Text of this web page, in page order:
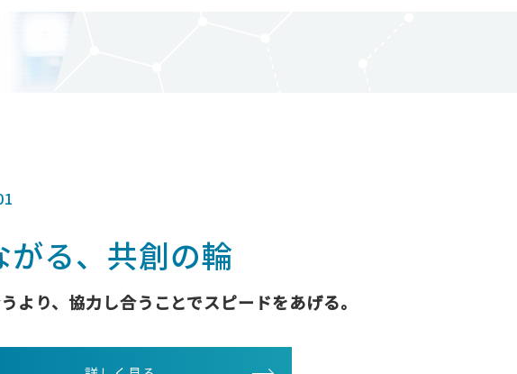
がる、共創の輪
より、協力し合うことでスピードをあげる。